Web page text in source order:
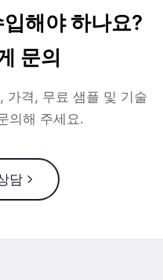
해야 하나요?
문의
가격, 무료 샘플 및 기술
의해 주세요.
담